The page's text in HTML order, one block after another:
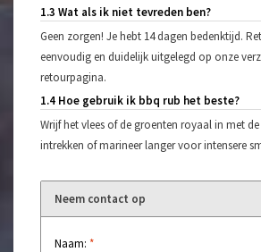
1.3 Wat als ik niet tevreden ben?
Geen zorgen! Je hebt 14 dagen bedenktijd.
eenvoudig en duidelijk uitgelegd op onze
retourpagina.
1.4 Hoe gebruik ik bbq rub het beste?
Wrijf het vlees of de groenten royaal in met
intrekken of marineer langer voor intensere
Neem contact op
Naam: *